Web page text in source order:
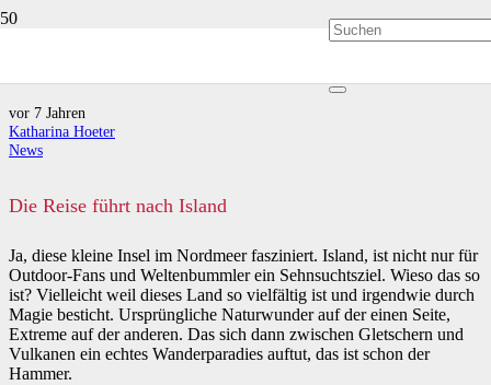
vor 7 Jahren
Katharina Hoeter
News
Die Reise führt nach Island
Ja, diese kleine Insel im Nordmeer fasziniert. Island, ist nicht nur für
Outdoor-Fans und Weltenbummler ein Sehnsuchtsziel. Wieso das so
ist? Vielleicht weil dieses Land so vielfältig ist und irgendwie durch
Magie besticht. Ursprüngliche Naturwunder auf der einen Seite,
Extreme auf der anderen. Das sich dann zwischen Gletschern und
Vulkanen ein echtes Wanderparadies auftut, das ist schon der
Hammer.